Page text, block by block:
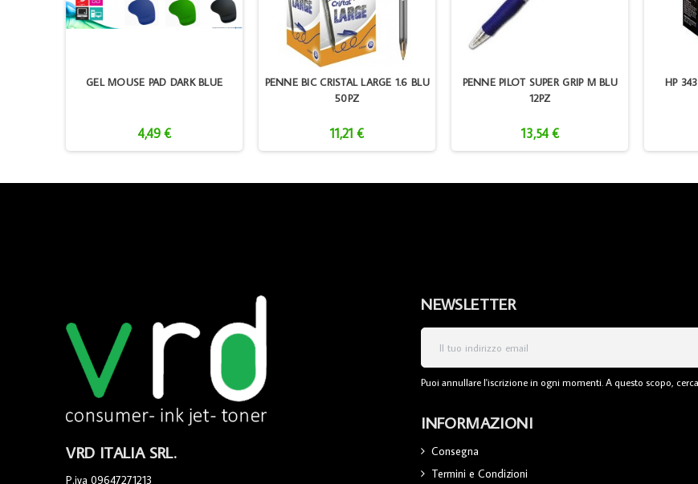
GEL MOUSE PAD DARK BLUE
4,49 €
PENNE BIC CRISTAL LARGE 1.6 BLU
50PZ
11,21 €
PENNE PILOT SUPER GRIP M BLU
12PZ
13,54 €
HP
VRD ITALIA SRL.
P.iva 09647271213
NEWSLETTER
Puoi annullare l'iscrizione in ogni momenti. A questo scopo,
INFORMAZIONI
Consegna
Termini e Condizioni